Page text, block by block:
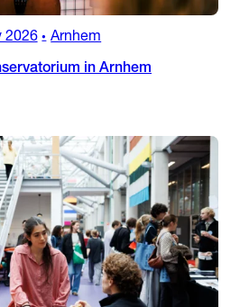
2026 • Arnhem
in Arnhem